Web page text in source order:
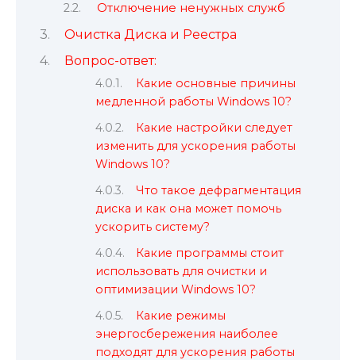
Отключение ненужных служб
Очистка Диска и Реестра
Вопрос-ответ:
Какие основные причины
медленной работы Windows 10?
Какие настройки следует
изменить для ускорения работы
Windows 10?
Что такое дефрагментация
диска и как она может помочь
ускорить систему?
Какие программы стоит
использовать для очистки и
оптимизации Windows 10?
Какие режимы
энергосбережения наиболее
подходят для ускорения работы